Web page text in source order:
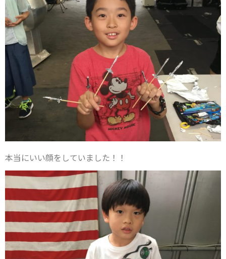
本当にいい顔をしていました！！